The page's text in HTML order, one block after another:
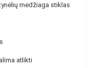
medžiaga stiklas
atlikti